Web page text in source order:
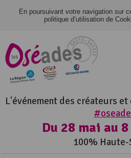
En poursuivant votre navigation sur
politique d’utilisation de
L'événement des créateurs
Du 28 mai au
100% Haute-